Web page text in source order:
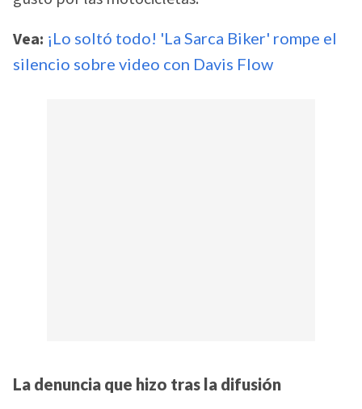
Vea: ¡Lo soltó todo! 'La Sarca Biker' rompe el
silencio sobre video con Davis Flow
La denuncia que hizo tras la difusión